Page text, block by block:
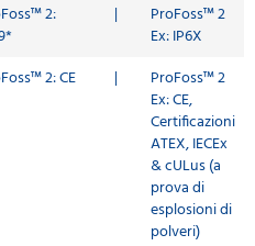
2:
|
ProFoss™ 2
Ex: IP6X
2: CE |
ProFoss™ 2
Ex: CE,
Certificazioni
ATEX, IECEx
& cULus (a
prova di
esplosioni di
polveri)